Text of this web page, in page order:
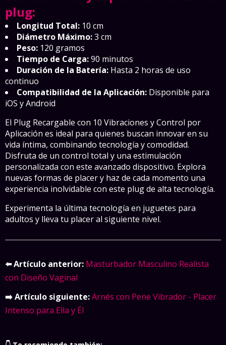
plug:
Longitud Total: 10 cm
Diámetro Máximo:3 cm
Peso: 120 gramos
Tiempo de Carga:90 minutos
Duración de la Batería: Hasta 2 horas de uso
continuo
Compatibilidad de la Aplicación: Disponible para
iOS y Android
El Plug Recargable con 10 Vibraciones y Control por
Aplicación es ideal para quienes buscan innovar en su
vida íntima, combinando tecnología y comodidad.
Disfruta de un control total y una estimulación
personalizada con este avanzado dispositivo. Explora
nuevas formas de placer y haz de cada momento una
experiencia inolvidable con este plug de alta tecnología.
Experimenta la última tecnología en juguetes para
adultos y lleva tu placer al siguiente nivel.
⬅️ Artículo anterior: Masturbador Masculino Realista
con Diseño Vaginal
➡️ Artículo siguiente:Arnés con Pene Vibrador - Placer
Intenso para Ella y Él